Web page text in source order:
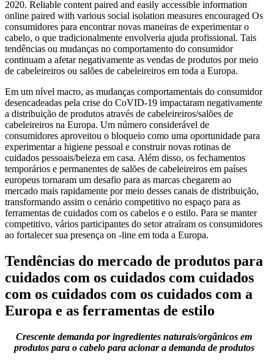
2020. Reliable content paired and easily accessible information
online paired with various social isolation measures encouraged Os
consumidores para encontrar novas maneiras de experimentar o
cabelo, o que tradicionalmente envolveria ajuda profissional. Tais
tendências ou mudanças no comportamento do consumidor
continuam a afetar negativamente as vendas de produtos por meio
de cabeleireiros ou salões de cabeleireiros em toda a Europa.
Em um nível macro, as mudanças comportamentais do consumidor
desencadeadas pela crise do CoVID-19 impactaram negativamente
a distribuição de produtos através de cabeleireiros/salões de
cabeleireiros na Europa. Um número considerável de
consumidores aproveitou o bloqueio como uma oportunidade para
experimentar a higiene pessoal e construir novas rotinas de
cuidados pessoais/beleza em casa. Além disso, os fechamentos
temporários e permanentes de salões de cabeleireiros em países
europeus tornaram um desafio para as marcas chegarem ao
mercado mais rapidamente por meio desses canais de distribuição,
transformando assim o cenário competitivo no espaço para as
ferramentas de cuidados com os cabelos e o estilo. Para se manter
competitivo, vários participantes do setor atraíram os consumidores
ao fortalecer sua presença on -line em toda a Europa.
Tendências do mercado de produtos para
cuidados com os cuidados com cuidados
com os cuidados com os cuidados com a
Europa e as ferramentas de estilo
Crescente demanda por ingredientes naturais/orgânicos em
produtos para o cabelo para acionar a demanda de produtos